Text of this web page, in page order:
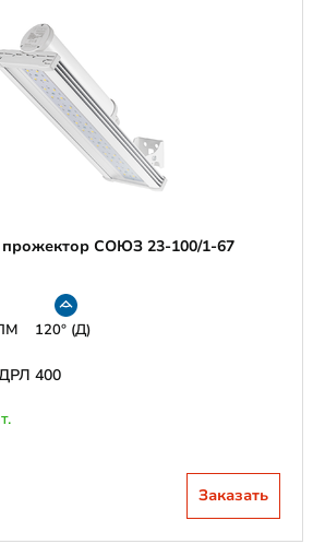
СОЮЗ 23-100/1-67
120° (Д)
400
Заказать